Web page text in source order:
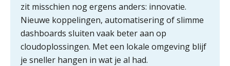
zit misschien nog ergens anders: innovatie.
Nieuwe koppelingen, automatisering of slimme
dashboards sluiten vaak beter aan op
cloudoplossingen. Met een lokale omgeving blijf
je sneller hangen in wat je al had.
Yousri Mandour: “Verandering begint
waar het schuurt”
Waarom het huidige verdienmodel
van accountants verleden tijd is